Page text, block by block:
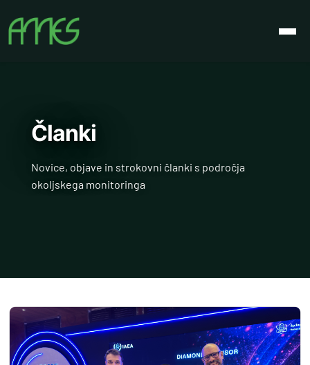
Članki
Novice, objave in strokovni članki s področja
okoljskega monitoringa